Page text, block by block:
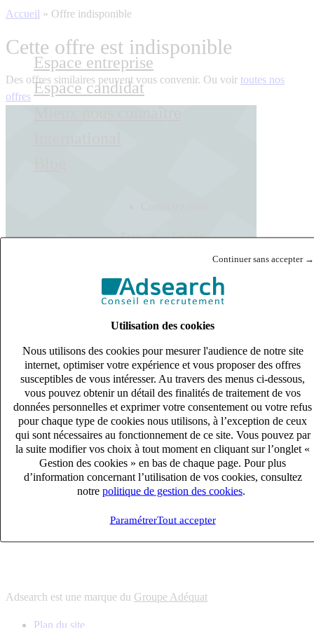
Continuer sans accepter →
Utilisation des cookies
Nous utilisons des cookies pour mesurer l'audience de notre site
internet, optimiser votre expérience et vous proposer des offres
susceptibles de vous intéresser. Au travers des menus ci-dessous,
vous pouvez obtenir un détail des finalités de traitement de vos
données personnelles et exprimer votre consentement ou votre refus
pour chaque type de cookies nous utilisons, à l’exception de ceux
qui sont nécessaires au fonctionnement de ce site. Vous pouvez par
la suite modifier vos choix à tout moment en cliquant sur l’onglet «
Gestion des cookies » en bas de chaque page. Pour plus
d’information concernant l’utilisation de vos cookies, consultez
notre politique de gestion des cookies
ParamétrerTout accepter
Espace entreprise
Espace candidat
Français English
Accueil » Offre indisponible
Cette offre est indisponible
Des offres similaires peuvent vous convenir. Ou voir toutes nos
offres
s'adapter à vos besoin en recrutement
10 univers
connaître votre secteur et ses enjeux
12 bureaux en France
proximité avec nos clients et nos talents
6 solutions
s'adapter à vos besoin en recrutement
10 univers
connaître votre secteur et ses enjeux
proximité avec nos clients et nos talents
Adsearch est une marque du Groupe Adéquat
Plan du site